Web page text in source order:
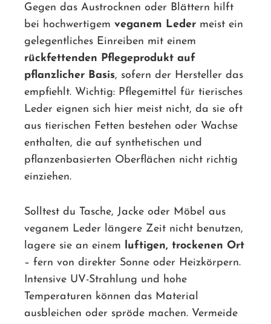
Gegen das Austrocknen oder Blättern hilft
bei hochwertigem veganem Leder meist ein
gelegentliches Einreiben mit einem
rückfettenden Pflegeprodukt auf
pflanzlicher Basis, sofern der Hersteller das
empfiehlt. Wichtig: Pflegemittel für tierisches
Leder eignen sich hier meist nicht, da sie oft
aus tierischen Fetten bestehen oder Wachse
enthalten, die auf synthetischen und
pflanzenbasierten Oberflächen nicht richtig
einziehen.
Solltest du Tasche, Jacke oder Möbel aus
veganem Leder längere Zeit nicht benutzen,
lagere sie an einem luftigen, trockenen Ort
– fern von direkter Sonne oder Heizkörpern.
Intensive UV-Strahlung und hohe
Temperaturen können das Material
ausbleichen oder spröde machen. Vermeide